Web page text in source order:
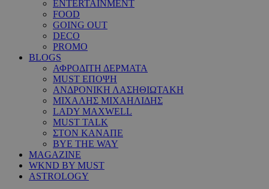
ENTERTAINMENT
FOOD
GOING OUT
DECO
PROMO
BLOGS
ΑΦΡΟΔΙΤΗ ΔΕΡΜΑΤΑ
MUST ΕΠΟΨΗ
ΑΝΔΡΟΝΙΚΗ ΛΑΣΗΘΙΩΤΑΚΗ
ΜΙΧΑΛΗΣ ΜΙΧΑΗΛΙΔΗΣ
LADY MAXWELL
MUST TALK
ΣΤΟΝ ΚΑΝΑΠΕ
BYE THE WAY
MAGAZINE
WKND BY MUST
ASTROLOGY